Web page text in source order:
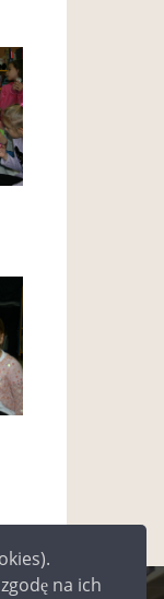
na ich